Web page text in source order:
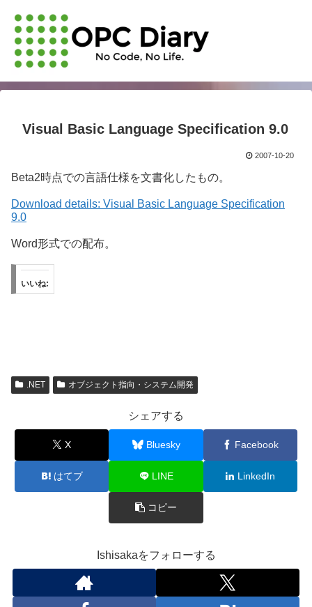
Visual Basic Language Specification 9.0
2007-10-20
Beta2時点での言語仕様を文書化したもの。
Download details: Visual Basic Language Specification
9.0
Word形式での配布。
いいね:
.NET オブジェクト指向・システム開発
シェアする
X Bluesky Facebook
はてブ LINE LinkedIn
コピー
Ishisakaをフォローする